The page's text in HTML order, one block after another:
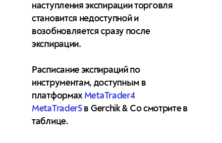
наступления экспирации торговля
становится недоступной и
возобновляется сразу после
экспирации.
Расписание экспираций по
инструментам, доступным в
платформах MetaTrader4
MetaTrader5в Gerchik & Co смотрите в
таблице.